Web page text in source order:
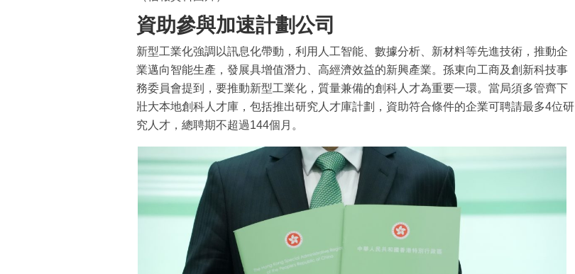
資助參與加速計劃公司
新型工業化強調以訊息化帶動，利用人工智能、數據分析、新材料等先進技術，推動企
業邁向智能生產，發展具增值潛力、高經濟效益的新興產業。孫東向工商及創新科技事
務委員會提到，要推動新型工業化，質量兼備的創科人才為重要一環。當局須多管齊下
壯大本地創科人才庫，包括推出研究人才庫計劃，資助符合條件的企業可聘請最多4位研
究人才，總聘期不超過144個月。